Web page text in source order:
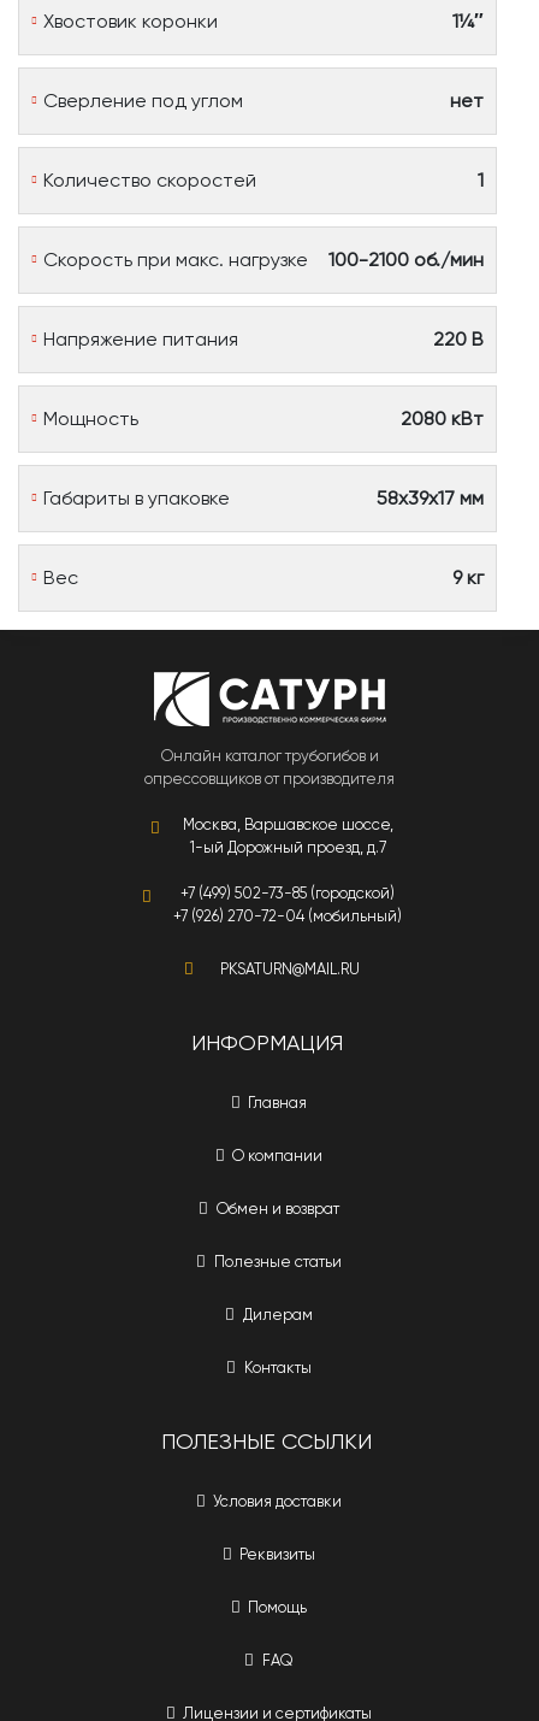
Хвостовик коронки 1¼″
Сверление под углом нет
Количество скоростей 1
Скорость при макс. нагрузке 100-2100 об./мин
Напряжение питания 220 В
Мощность 2080 кВт
Габариты в упаковке 58х39х17 мм
Вес 9 кг
Онлайн каталог трубогибов и
опрессовщиков от производителя
Москва, Варшавское шоссе,
1-ый Дорожный проезд, д.7
+7 (499) 502-73-85 (городской)
+7 (926) 270-72-04 (мобильный)
PKSATURN@MAIL.RU
ИНФОРМАЦИЯ
Главная
О компании
Обмен и возврат
Полезные статьи
Дилерам
Контакты
ПОЛЕЗНЫЕ ССЫЛКИ
Условия доставки
Реквизиты
Помощь
FAQ
Лицензии и сертификаты